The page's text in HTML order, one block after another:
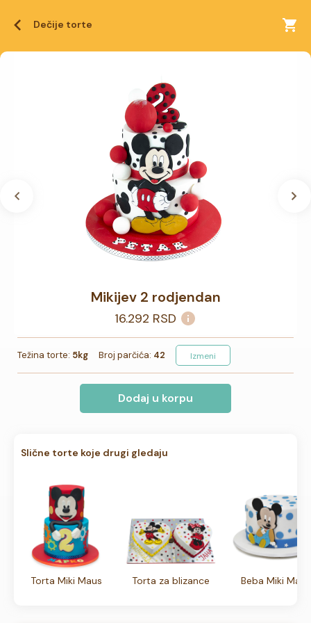
Dečije torte
Mikijev 2 rodjendan
16.292 RSD
Težina torte: 5kg Broj parčića: 42 Izmeni
Dodaj u korpu
Slične torte koje drugi gledaju
Torta Miki Maus Torta za blizance Beba Miki Maus